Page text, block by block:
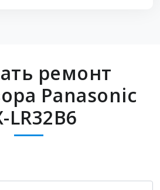
ремонт
Panasonic
LR32B6